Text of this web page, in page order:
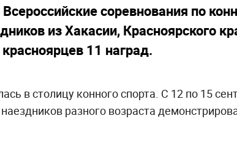
соревнования по
из Хакасии, Красноярского
11 наград.
в столицу конного спорта. С 12 по 15
разного возраста